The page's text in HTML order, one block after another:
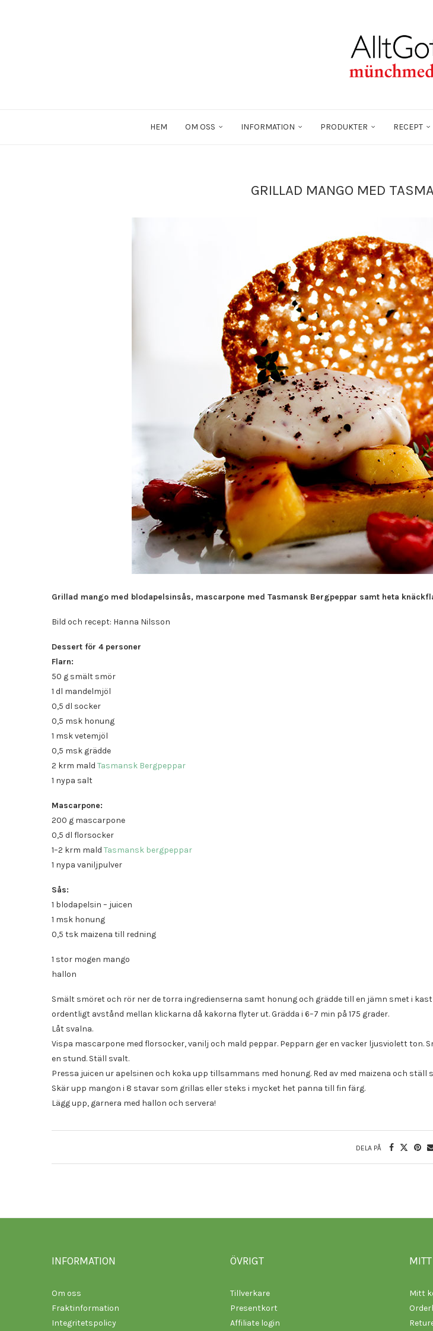
HEM OM OSS INFORMATION PRODUKTER RECEPT
GRILLAD MANGO MED
Grillad mango med blodapelsinsås, mascarpone med Tasmansk Bergpeppar samt heta
Bild och recept: Hanna Nilsson
Dessert för 4 personer
Flarn:
50 g smält smör
1 dl mandelmjöl
0,5 dl socker
0,5 msk honung
1 msk vetemjöl
0,5 msk grädde
2 krm mald Tasmansk Bergpeppar
1 nypa salt
Mascarpone:
200 g mascarpone
0,5 dl florsocker
1–2 krm mald Tasmansk bergpeppar
1 nypa vaniljpulver
Sås:
1 blodapelsin – juicen
1 msk honung
0,5 tsk maizena till redning
1 stor mogen mango
hallon
Smält smöret och rör ner de torra ingredienserna samt honung och grädde till en jämn smet i
ordentligt avstånd mellan klickarna då kakorna flyter ut. Grädda i 6–7 min på 175 grader.
Låt svalna.
Vispa mascarpone med florsocker, vanilj och mald peppar. Pepparn ger en vacker ljusviolett
en stund. Ställ svalt.
Pressa juicen ur apelsinen och koka upp tillsammans med honung. Red av med maizena och ställ
Skär upp mangon i 8 stavar som grillas eller steks i mycket het panna till fin färg.
Lägg upp, garnera med hallon och servera!
DELA PÅ
INFORMATION
Om oss
Fraktinformation
Integritetspolicy
ÖVRIGT
Tillverkare
Presentkort
Affiliate login
Mitt